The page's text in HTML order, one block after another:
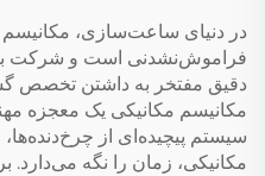
در دنیای ساعت‌سازی،
فراموش‌نشدنی است و شرکت
دقیق مفتخر به داشتن تخصص
مکانیسم مکانیکی یک معجزه
سیستم پیچیده‌ای از
مکانیکی، زمان را نگه می‌دارد.